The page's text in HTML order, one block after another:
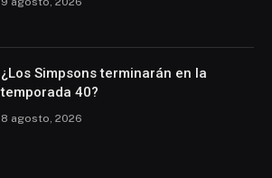
¿Los Simpsons terminarán en la
temporada 40?
8 agosto, 2026